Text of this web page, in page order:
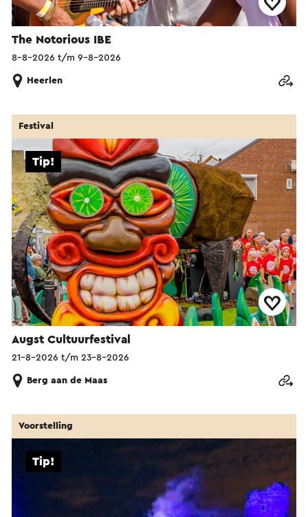
The Notorious IBE
8-8-2026 t/m 9-8-2026
Heerlen
Augst Cultuurfestival
Tip!
Festival
21-8-2026 t/m 23-8-2026
Berg aan de Maas
Tip!
Voorstelling